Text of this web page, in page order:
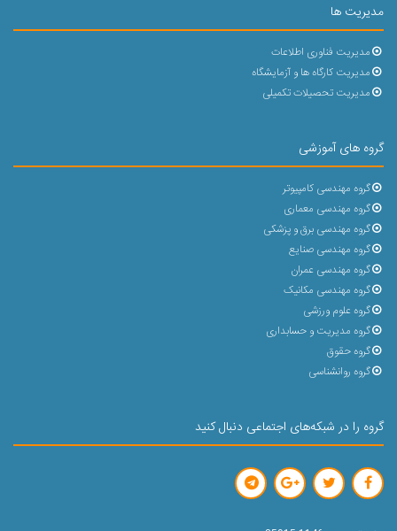
مدیریت ها
مدیریت فناوری اطلاعات
مدیریت کارگاه ها و آزمایشگاه
مدیریت تحصیلات تکمیلی
گروه های آموزشی
گروه مهندسی کامپیوتر
گروه مهندسی معماری
گروه مهندسی برق و پزشکی
گروه مهندسی صنایع
گروه مهندسی عمران
گروه مهندسی مکانیک
گروه علوم ورزشی
گروه مدیریت و حسابداری
گروه حقوق
گروه روانشناسی
گروه را در شبکه‌های اجتماعی دنبال کنید